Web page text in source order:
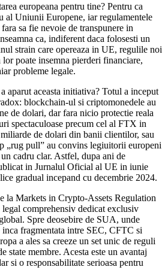
europeana pentru tine? Pentru ca
al Uniunii Europene, iar regulamentele
sa fie nevoie de transpunere in
ca, indiferent daca folosesti un
strain care opereaza in UE, regulile noi
lor poate insemna pierderi financiare,
probleme legale.
aparut aceasta initiativa? Totul a inceput
blockchain-ul si criptomonedele au
de dolari, dar fara nicio protectie reala
spectaculoase precum cel al FTX in
miliarde de dolari din banii clientilor, sau
„rug pull” au convins legiuitorii europeni
cadru clar. Astfel, dupa ani de
in Jurnalul Oficial al UE in iunie
gradual incepand cu decembrie 2024.
la Markets in Crypto-Assets Regulation
comprehensiv dedicat exclusiv
Spre deosebire de SUA, unde
inca fragmentata intre SEC, CFTC si
a ales sa creeze un set unic de reguli
state membre. Acesta este un avantaj
si o responsabilitate serioasa pentru